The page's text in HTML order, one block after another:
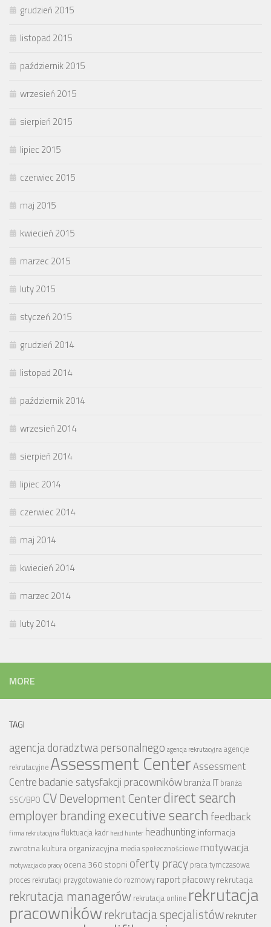
grudzień 2015
listopad 2015
październik 2015
wrzesień 2015
sierpień 2015
lipiec 2015
czerwiec 2015
maj 2015
kwiecień 2015
marzec 2015
luty 2015
styczeń 2015
grudzień 2014
listopad 2014
październik 2014
wrzesień 2014
sierpień 2014
lipiec 2014
czerwiec 2014
maj 2014
kwiecień 2014
marzec 2014
luty 2014
MORE
TAGI
agencja doradztwa personalnego agencja rekrutacyjnaagencje
rekrutacyjne Assessment CenterAssessment
Centre badanie satysfakcji pracownikówbranża IT branża
SSC/BPO CV Development Centerdirect search
employer brandingexecutive searchfeedback
firma rekrutacyjnafluktuacja kadr head hunter headhunting informacja
zwrotnakultura organizacyjna media społecznościowe motywacja
motywacja do pracy ocena 360 stopni oferty pracy praca tymczasowa
proces rekrutacji przygotowanie do rozmowy raport płacowyrekrutacja
rekrutacja managerów rekrutacja online rekrutacja
pracownikówrekrutacja specjalistówrekruter